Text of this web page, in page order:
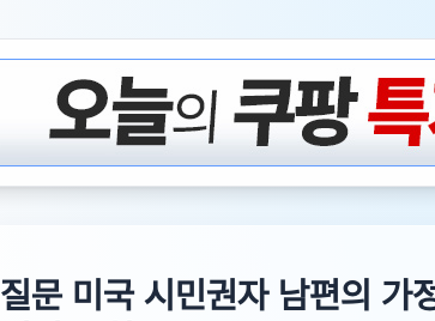
질문 미국 시민권자 남편의 가